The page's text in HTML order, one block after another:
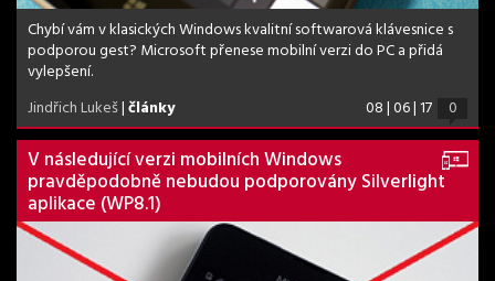
Chybí vám v klasických Windows kvalitní softwarová klávesnice s
podporou gest? Microsoft přenese mobilní verzi do PC a přidá
vylepšení.
Jindřich Lukeš|články 08 | 06 | 17 0
V následující verzi mobilních Windows
pravděpodobně nebudou podporovány Silverlight
aplikace (WP8.1)